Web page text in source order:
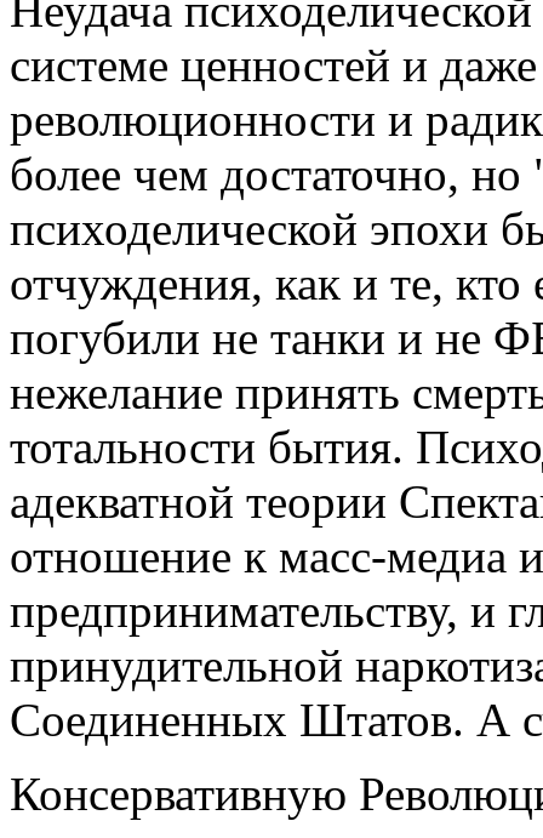
системе ценностей и
революционности и
более чем достаточно,
психоделической эпохи
отчуждения, как и те,
погубили не танки и не
нежелание принять
тотальности бытия.
адекватной теории
отношение к масс-медиа
предпринимательству, и
принудительной
Соединенных Штатов. А
Консервативную